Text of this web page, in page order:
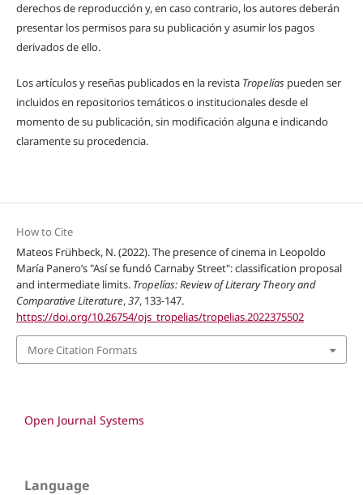
derechos de reproducción y, en caso contrario, los autores deberán
presentar los permisos para su publicación y asumir los pagos
derivados de ello.
Los artículos y reseñas publicados en la revista Tropelíaspueden ser
incluidos en repositorios temáticos o institucionales desde el
momento de su publicación, sin modificación alguna e indicando
claramente su procedencia.
How to Cite
Mateos Frühbeck, N. (2022). The presence of cinema in Leopoldo
María Panero’s "Así se fundó Carnaby Street": classification proposal
and intermediate limits. Tropelías: Review of Literary Theory and
Comparative Literature,37, 133-147.
https://doi.org/10.26754/ojs_tropelias/tropelias.2022375502
More Citation Formats
Open Journal Systems
Language